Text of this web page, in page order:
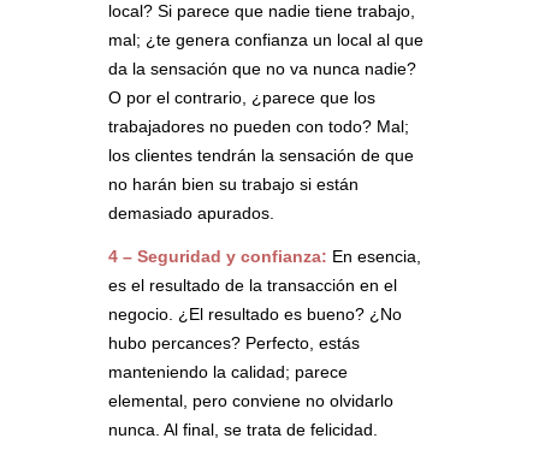
local? Si parece que nadie tiene trabajo,
mal; ¿te genera confianza un local al que
da la sensación que no va nunca nadie?
O por el contrario, ¿parece que los
trabajadores no pueden con todo? Mal;
los clientes tendrán la sensación de que
no harán bien su trabajo si están
demasiado apurados.
4 – Seguridad y confianza: En esencia,
es el resultado de la transacción en el
negocio. ¿El resultado es bueno? ¿No
hubo percances? Perfecto, estás
manteniendo la calidad; parece
elemental, pero conviene no olvidarlo
nunca. Al final, se trata de felicidad.